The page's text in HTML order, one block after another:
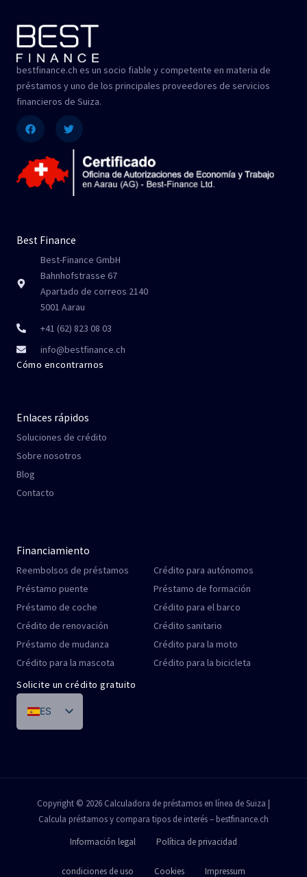
bestfinance.ch es un socio fiable y competente en materia de
préstamos y uno de los principales proveedores de servicios
financieros de Suiza.
Best Finance
Best-Finance GmbH
Bahnhofstrasse 67
Apartado de correos 2140
5001 Aarau
+41 (62) 823 08 03
info@bestfinance.ch
Cómo encontrarnos
Enlaces rápidos
Soluciones de crédito
Sobre nosotros
Blog
Contacto
Financiamiento
Reembolsos de préstamos
Préstamo puente
Préstamo de coche
Crédito de renovación
Préstamo de mudanza
Crédito para la mascota
Crédito para autónomos
Préstamo de formación
Crédito para el barco
Crédito sanitario
Crédito para la moto
Crédito para la bicicleta
Solicite un crédito gratuito
ES
IT
PT
EN
Copyright © 2026 Calculadora de préstamos en línea de Suiza |
Calcula préstamos y compara tipos de interés – bestfinance.ch
Información legal
Política de privacidad
condiciones de uso Cookies Impressum